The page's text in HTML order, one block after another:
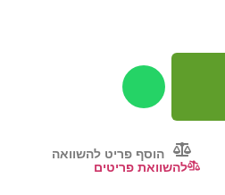
הוסף פריט להשוואה
להשוואת פריטים